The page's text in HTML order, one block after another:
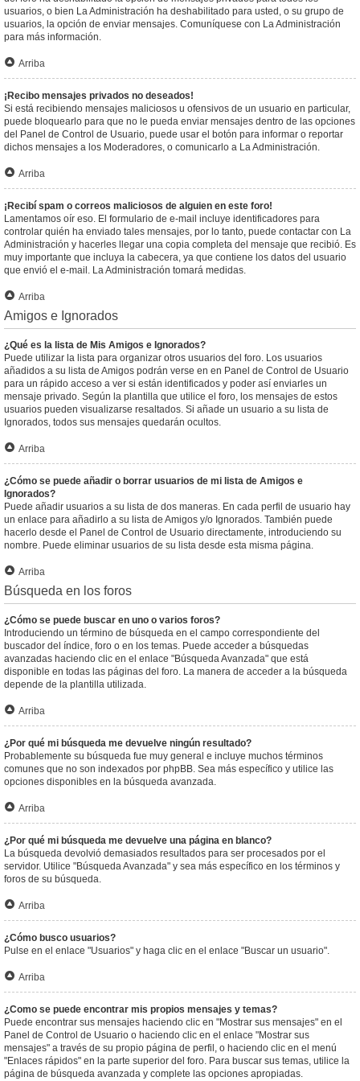
usuarios, o bien La Administración ha deshabilitado para usted, o su grupo de
usuarios, la opción de enviar mensajes. Comuníquese con La Administración
para más información.
Arriba
¡Recibo mensajes privados no deseados!
Si está recibiendo mensajes maliciosos u ofensivos de un usuario en particular,
puede bloquearlo para que no le pueda enviar mensajes dentro de las opciones
del Panel de Control de Usuario, puede usar el botón para informar o reportar
dichos mensajes a los Moderadores, o comunicarlo a La Administración.
Arriba
¡Recibí spam o correos maliciosos de alguien en este foro!
Lamentamos oír eso. El formulario de e-mail incluye identificadores para
controlar quién ha enviado tales mensajes, por lo tanto, puede contactar con La
Administración y hacerles llegar una copia completa del mensaje que recibió. Es
muy importante que incluya la cabecera, ya que contiene los datos del usuario
que envió el e-mail. La Administración tomará medidas.
Arriba
Amigos e Ignorados
¿Qué es la lista de Mis Amigos e Ignorados?
Puede utilizar la lista para organizar otros usuarios del foro. Los usuarios
añadidos a su lista de Amigos podrán verse en en Panel de Control de Usuario
para un rápido acceso a ver si están identificados y poder así enviarles un
mensaje privado. Según la plantilla que utilice el foro, los mensajes de estos
usuarios pueden visualizarse resaltados. Si añade un usuario a su lista de
Ignorados, todos sus mensajes quedarán ocultos.
Arriba
¿Cómo se puede añadir o borrar usuarios de mi lista de Amigos e
Ignorados?
Puede añadir usuarios a su lista de dos maneras. En cada perfil de usuario hay
un enlace para añadirlo a su lista de Amigos y/o Ignorados. También puede
hacerlo desde el Panel de Control de Usuario directamente, introduciendo su
nombre. Puede eliminar usuarios de su lista desde esta misma página.
Arriba
Búsqueda en los foros
¿Cómo se puede buscar en uno o varios foros?
Introduciendo un término de búsqueda en el campo correspondiente del
buscador del índice, foro o en los temas. Puede acceder a búsquedas
avanzadas haciendo clic en el enlace "Búsqueda Avanzada" que está
disponible en todas las páginas del foro. La manera de acceder a la búsqueda
depende de la plantilla utilizada.
Arriba
¿Por qué mi búsqueda me devuelve ningún resultado?
Probablemente su búsqueda fue muy general e incluye muchos términos
comunes que no son indexados por phpBB. Sea más específico y utilice las
opciones disponibles en la búsqueda avanzada.
Arriba
¿Por qué mi búsqueda me devuelve una página en blanco?
La búsqueda devolvió demasiados resultados para ser procesados por el
servidor. Utilice "Búsqueda Avanzada" y sea más específico en los términos y
foros de su búsqueda.
Arriba
¿Cómo busco usuarios?
Pulse en el enlace "Usuarios" y haga clic en el enlace "Buscar un usuario".
Arriba
¿Como se puede encontrar mis propios mensajes y temas?
Puede encontrar sus mensajes haciendo clic en "Mostrar sus mensajes" en el
Panel de Control de Usuario o haciendo clic en el enlace "Mostrar sus
mensajes" a través de su propio página de perfil, o haciendo clic en el menú
"Enlaces rápidos" en la parte superior del foro. Para buscar sus temas, utilice la
página de búsqueda avanzada y complete las opciones apropiadas.